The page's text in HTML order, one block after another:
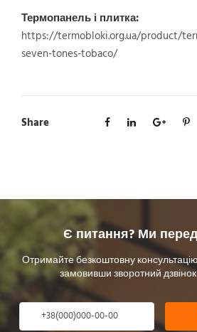
Термопанель і плитка:
https://termobloki.org.ua/product/
seven-tones-tobaco/
Share
Є питання? Ми
Отримайте безкоштовну
замовивши зворотний